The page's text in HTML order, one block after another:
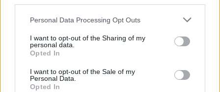
Personal Data Processing Opt Outs
I want to opt-out of the Sharing of my
personal data.
Opted In
I want to opt-out of the Sale of my
Personal Data.
Opted In
Κυκλάδες, τα νησιά του βορείου και ανατολικού
Αιγαίου και από το απόγευμα στα Δωδεκάνησα. Τα
φαινόμενα τις απογευματινές ώρες στα βόρεια και
τη νύχτα στην ανατολική νησιωτική χώρα θα
σταματήσουν. Ασθενείς χιονοπτώσεις θα
σημειωθούν στα ηπειρωτικά ορεινά.